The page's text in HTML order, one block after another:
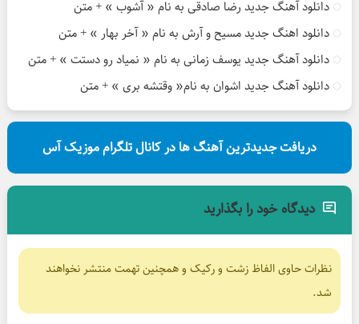
دانلود آهنگ جدید رضا صادقی به نام « آشوب » + متن
دانلود اهنگ جدید مسیح و آرش به نام « آخر بهار » + متن
دانلود آهنگ جدید یوسف زمانی به نام « نمیاد رو دستت » + متن
دانلود آهنگ جدید اشوان به نام« وقتشه بری » + متن
دریافت جدیدترین آهنگ ها در کانال تلگرام موزیک آس
دیدگاه خود را بگذارید
نظرات حاوی الفاظ زشت و رکیک و همچنین تهمت منتشر نخواهند
شد.